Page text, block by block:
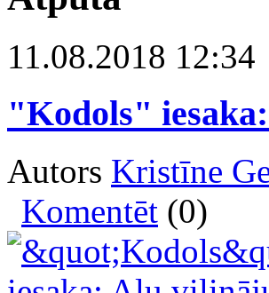
11.08.2018 12:34
"Kodols"
Autors Kristīne
Komentēt (0)